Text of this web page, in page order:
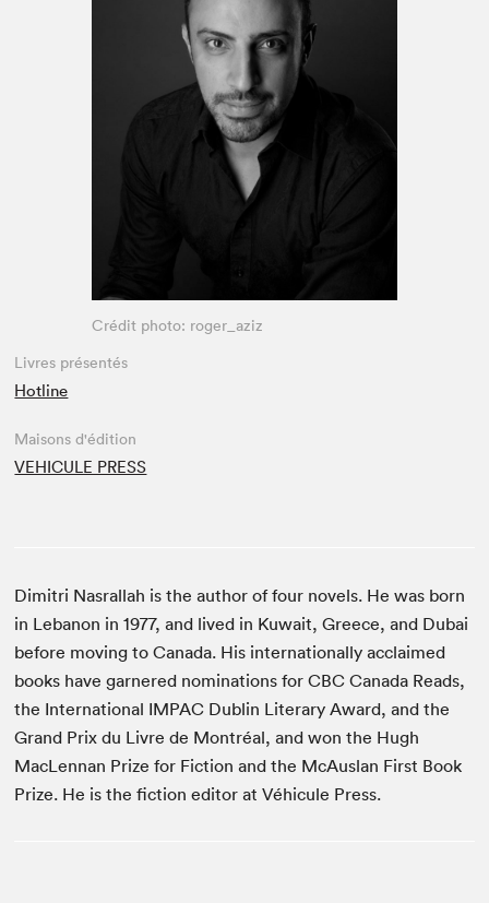
Espace enseignant·e·s
Crédit photo: roger_aziz
Livres présentés
Hotline
Maisons d'édition
VEHICULE PRESS
Dimitri Nasrallah is the author of four novels. He was born
in Lebanon in 1977, and lived in Kuwait, Greece, and Dubai
before moving to Canada. His internationally acclaimed
books have garnered nominations for CBC Canada Reads,
the International IMPAC Dublin Literary Award, and the
Grand Prix du Livre de Montréal, and won the Hugh
MacLennan Prize for Fiction and the McAuslan First Book
Prize. He is the fiction editor at Véhicule Press.